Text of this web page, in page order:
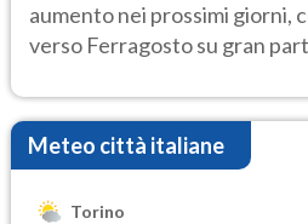
aumento nei prossimi giorni,
verso Ferragosto su gran
Meteo città italiane
Torino